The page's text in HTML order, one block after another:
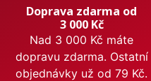
Doprava zdarma od
3 000 Kč
Nad 3 000 Kč máte
dopravu zdarma. Ostatní
objednávky už od 79 Kč.